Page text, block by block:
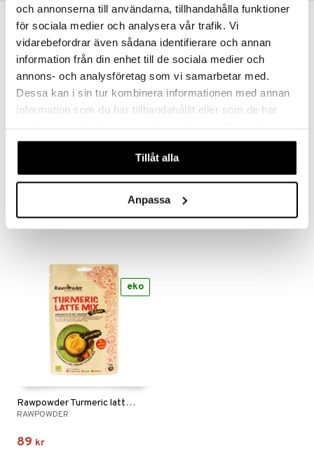
och annonserna till användarna, tillhandahålla funktioner
för sociala medier och analysera vår trafik. Vi
vidarebefordrar även sådana identifierare och annan
information från din enhet till de sociala medier och
annons- och analysföretag som vi samarbetar med.
Dessa kan i sin tur kombinera informationen med annan
information som du har tillhandahållit eller som de har
våra cookies vid fortsatt användande av vår webbplats.
Tillåt alla
Anpassa
RAWPOWDER RAWPOWDER
132
Rawpowder Turmeric latte mix
RAWPOWDER
89 kr
eko